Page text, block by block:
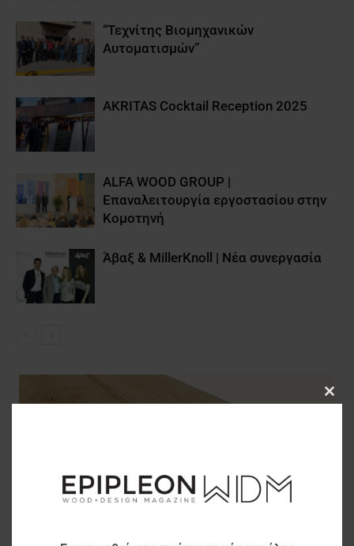
“Τεχνίτης Βιομηχανικών
Αυτοματισμών”
AKRITAS Cocktail Reception 2025
ALFA WOOD GROUP |
Επαναλειτουργία εργοστασίου στην
Κομοτηνή
Άβαξ & MillerKnoll | Νέα συνεργασία